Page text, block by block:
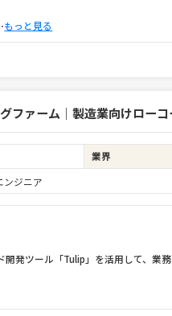
もっと見る
ファーム｜製造業向けロー
業界
ンジニア
開発ツール「Tulip」を活用して、業